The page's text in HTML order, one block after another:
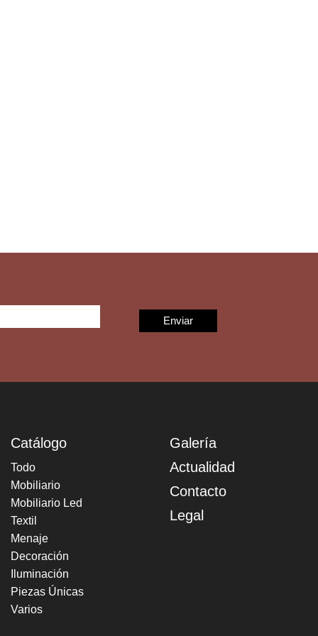
Catálogo
Todo
Mobiliario
Mobiliario Led
Textil
Menaje
Decoración
Iluminación
Piezas Únicas
Varios
Galería
Actualidad
Contacto
Legal